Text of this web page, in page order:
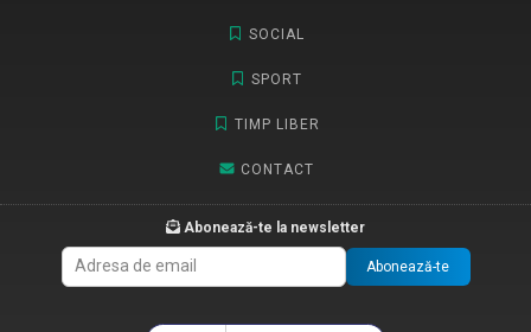
SOCIAL
SPORT
TIMP LIBER
CONTACT
Abonează-te la newsletter
Abonează-te